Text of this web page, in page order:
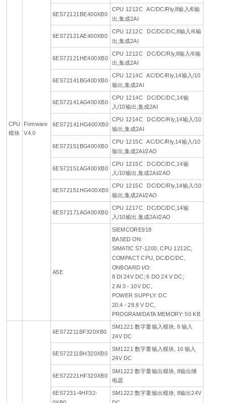
CPU
模块
Firmware
V4.0
6ES72121BE400XB0
CPU 1212C AC/DC/Rly,8输入/6输
出,集成2AI
6ES72121AE400XB0
CPU 1212C DC/DC/DC,8输入/6输
出,集成2AI
6ES72121HE400XB0
CPU 1212C DC/DC/Rly,8输入/6输
出,集成2AI
6ES72141BG400XB0
CPU 1214C AC/DC/Rly,14输入/10
输出,集成2AI
6ES72141AG400XB0
CPU 1214C DC/DC/DC,14输
入/10输出,集成2AI
6ES72141HG400XB0
CPU 1214C DC/DC/Rly,14输入/10
输出,集成2AI
6ES72151BG400XB0
CPU 1215C AC/DC/Rly,14输入/10
输出,集成2AI/2AO
6ES72151AG400XB0
CPU 1215C DC/DC/DC,14输
入/10输出,集成2AI/2AO
6ES72151HG400XB0
CPU 1215C DC/DC/Rly,14输入/10
输出,集成2AI/2AO
6ES72171AG400XB0
CPU 1217C DC/DC/DC,14输
入/10输出,集成2AI/2AO
A5E
SIEMCORE918
BASED ON:
SIMATIC S7-1200, CPU 1212C,
COMPACT CPU, DC/DC/DC,
ONBOARD I/O:
8 DI 24V DC; 6 DO 24 V DC;
2 AI 0 - 10V DC,
POWER SUPPLY: DC
20.4 - 28.8 V DC,
PROGRAM/DATA MEMORY: 50 KB
6ES72211BF320XB0
SM1221 数字量输入模块, 8 输入
24V DC
6ES72211BH320XB0
SM1221 数字量输入模块, 16 输入
24V DC
6ES72221HF320XB0
SM1222 数字量输出模块, 8输出继
电器
6ES7231-4HF32-
SM1222 数字量输出模块, 8输出24V